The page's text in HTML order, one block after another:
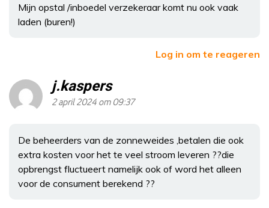
Mijn opstal /inboedel verzekeraar komt nu ook vaak
laden (buren!)
Log in om te reageren
j.kaspers
2 april 2024 om 09:37
De beheerders van de zonneweides ,betalen die ook
extra kosten voor het te veel stroom leveren ??die
opbrengst fluctueert namelijk ook of word het alleen
voor de consument berekend ??